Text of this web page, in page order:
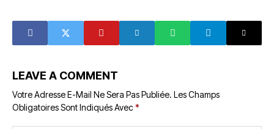
réseaux sociaux.
LEAVE A COMMENT
Votre Adresse E-Mail Ne Sera Pas Publiée. Les Champs
Obligatoires Sont Indiqués Avec*